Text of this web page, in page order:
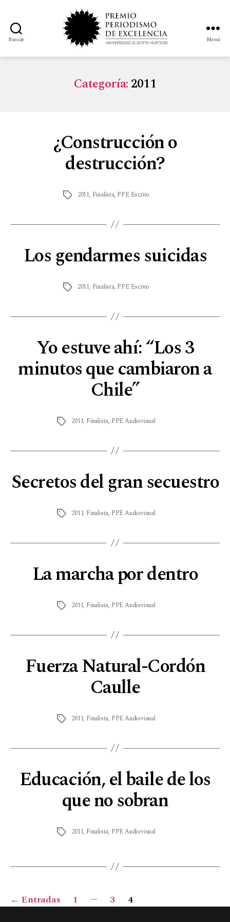
Buscar Menú
Categoría:2011
¿Construcción o
destrucción?
2011, Finalista, PPE Escrito
Los gendarmes suicidas
2011, Finalista, PPE Escrito
Yo estuve ahí: “Los 3
minutos que cambiaron a
Chile”
2011, Finalista, PPE Audiovisual
Secretos del gran secuestro
2011, Finalista, PPE Audiovisual
La marcha por dentro
2011, Finalista, PPE Audiovisual
Fuerza Natural-Cordón
Caulle
2011, Finalista, PPE Audiovisual
Educación, el baile de los
que no sobran
2011, Finalista, PPE Audiovisual
← Entradas 1 … 3 4